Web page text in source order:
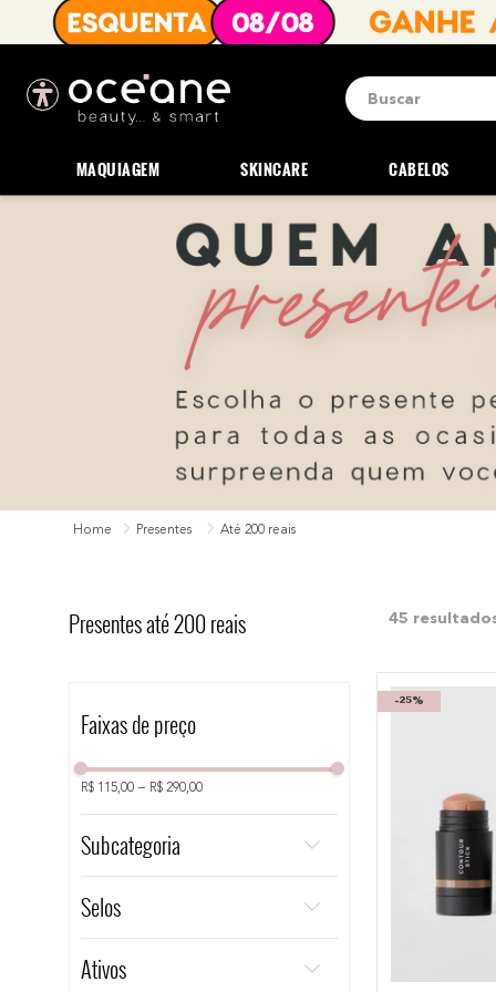
Buscar
MAQUIAGEM SKINCARE CABELOS
Presentes Até 200 reais
Presentes até 200 reais
Subcategoria
Difusor de aromas
Sugador
Selos
Cruelty Free
Ativos
Faixas de preço
R$ 115,00 – R$ 290,00
45
-25%
Termos mais
3º
4º
mini
5º
contorno